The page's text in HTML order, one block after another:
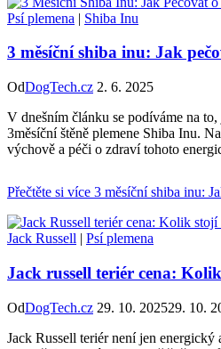
Psí plemena | Shiba Inu
3 měsíční shiba inu: Jak
OdDogTech.cz 2. 6. 2025
V dnešním článku se podíváme na
3měsíční štěně plemene Shiba Inu.
výchově a péči o zdraví tohoto
Přečtěte si více 3 měsíční shiba inu:
Jack Russell | Psí plemena
Jack russell teriér cena:
OdDogTech.cz 29. 10. 202529. 10.
Jack Russell teriér není jen energický